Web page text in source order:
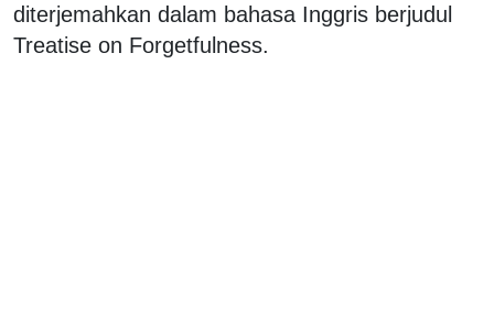
diterjemahkan dalam bahasa Inggris berjudul
Treatise on Forgetfulness.